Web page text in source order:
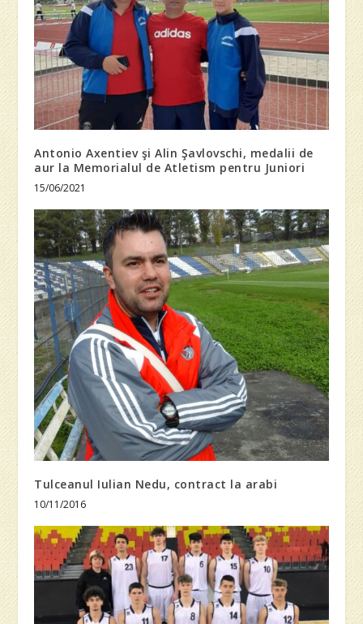
Antonio Axentiev şi Alin Şavlovschi, medalii de
aur la Memorialul de Atletism pentru Juniori
15/06/2021
Tulceanul Iulian Nedu, contract la arabi
10/11/2016